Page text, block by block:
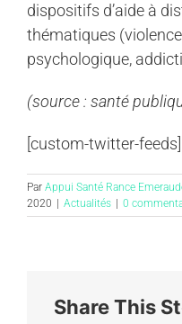
dispositifs d’aide à
thématiques
psychologique,
(source : santé
[custom-twitter-feeds]
Par Appui Santé Rance
2020
Actualités 0
Share This